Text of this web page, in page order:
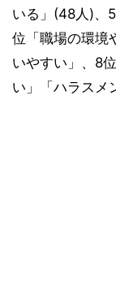
いる」(48人)、
位「職場の環境
いやすい」、8
い」「ハラスメ